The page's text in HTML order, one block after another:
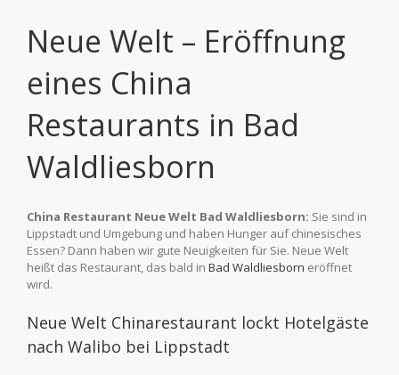
Neue Welt – Eröffnung
eines China
Restaurants in Bad
Waldliesborn
China Restaurant Neue Welt Bad Waldliesborn: Sie sind in
Lippstadt und Umgebung und haben Hunger auf chinesisches
Essen? Dann haben wir gute Neuigkeiten für Sie. Neue Welt
heißt das Restaurant, das bald in Bad Waldliesborn eröffnet
wird.
Neue Welt Chinarestaurant lockt Hotelgäste
nach Walibo bei Lippstadt